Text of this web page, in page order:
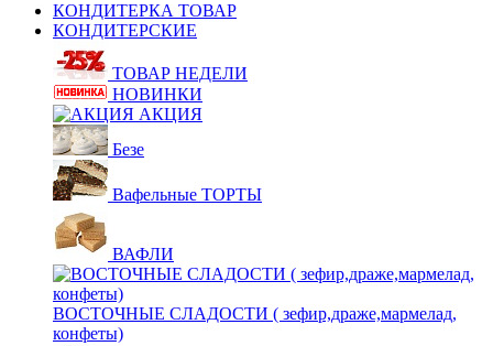
КОНДИТЕРКА ТОВАР
КОНДИТЕРСКИЕ
ТОВАР НЕДЕЛИ
НОВИНКИ
АКЦИЯ
Безе
Вафельные ТОРТЫ
ВАФЛИ
ВОСТОЧНЫЕ СЛАДОСТИ ( зефир,драже,мармелад,
конфеты)